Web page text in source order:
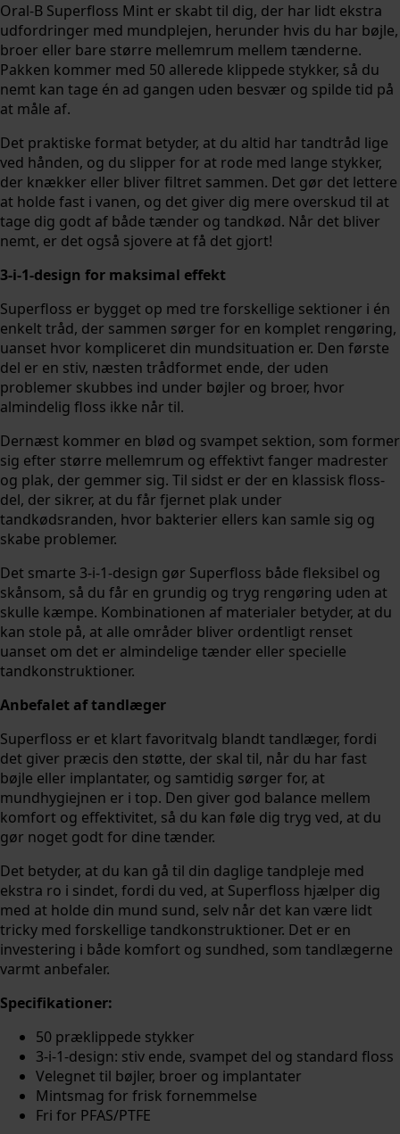
Oral-B Superfloss Mint er skabt til dig, der har lidt ekstra
udfordringer med mundplejen, herunder hvis du har bøjle,
broer eller bare større mellemrum mellem tænderne.
Pakken kommer med 50 allerede klippede stykker, så du
nemt kan tage én ad gangen uden besvær og spilde tid på
at måle af.
Det praktiske format betyder, at du altid har tandtråd lige
ved hånden, og du slipper for at rode med lange stykker,
der knækker eller bliver filtret sammen. Det gør det lettere
at holde fast i vanen, og det giver dig mere overskud til at
tage dig godt af både tænder og tandkød. Når det bliver
nemt, er det også sjovere at få det gjort!
3-i-1-design for maksimal effekt
Superfloss er bygget op med tre forskellige sektioner i én
enkelt tråd, der sammen sørger for en komplet rengøring,
uanset hvor kompliceret din mundsituation er. Den første
del er en stiv, næsten trådformet ende, der uden
problemer skubbes ind under bøjler og broer, hvor
almindelig floss ikke når til.
Dernæst kommer en blød og svampet sektion, som former
sig efter større mellemrum og effektivt fanger madrester
og plak, der gemmer sig. Til sidst er der en klassisk floss-
del, der sikrer, at du får fjernet plak under
tandkødsranden, hvor bakterier ellers kan samle sig og
skabe problemer.
Det smarte 3-i-1-design gør Superfloss både fleksibel og
skånsom, så du får en grundig og tryg rengøring uden at
skulle kæmpe. Kombinationen af materialer betyder, at du
kan stole på, at alle områder bliver ordentligt renset
uanset om det er almindelige tænder eller specielle
tandkonstruktioner.
Anbefalet af tandlæger
Superfloss er et klart favoritvalg blandt tandlæger, fordi
det giver præcis den støtte, der skal til, når du har fast
bøjle eller implantater, og samtidig sørger for, at
mundhygiejnen er i top. Den giver god balance mellem
komfort og effektivitet, så du kan føle dig tryg ved, at du
gør noget godt for dine tænder.
Det betyder, at du kan gå til din daglige tandpleje med
ekstra ro i sindet, fordi du ved, at Superfloss hjælper dig
med at holde din mund sund, selv når det kan være lidt
tricky med forskellige tandkonstruktioner. Det er en
investering i både komfort og sundhed, som tandlægerne
varmt anbefaler.
Specifikationer:
50 præklippede stykker
3-i-1-design: stiv ende, svampet del og standard floss
Velegnet til bøjler, broer og implantater
Mintsmag for frisk fornemmelse
Fri for PFAS/PTFE